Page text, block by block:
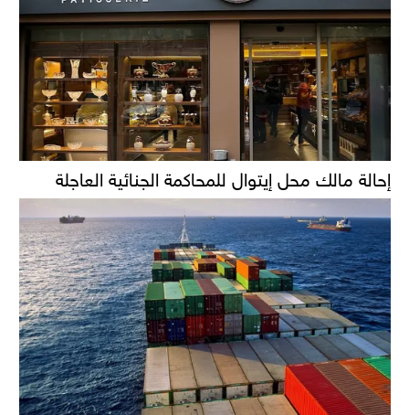
إحالة مالك محل إيتوال للمحاكمة الجنائية العاجلة